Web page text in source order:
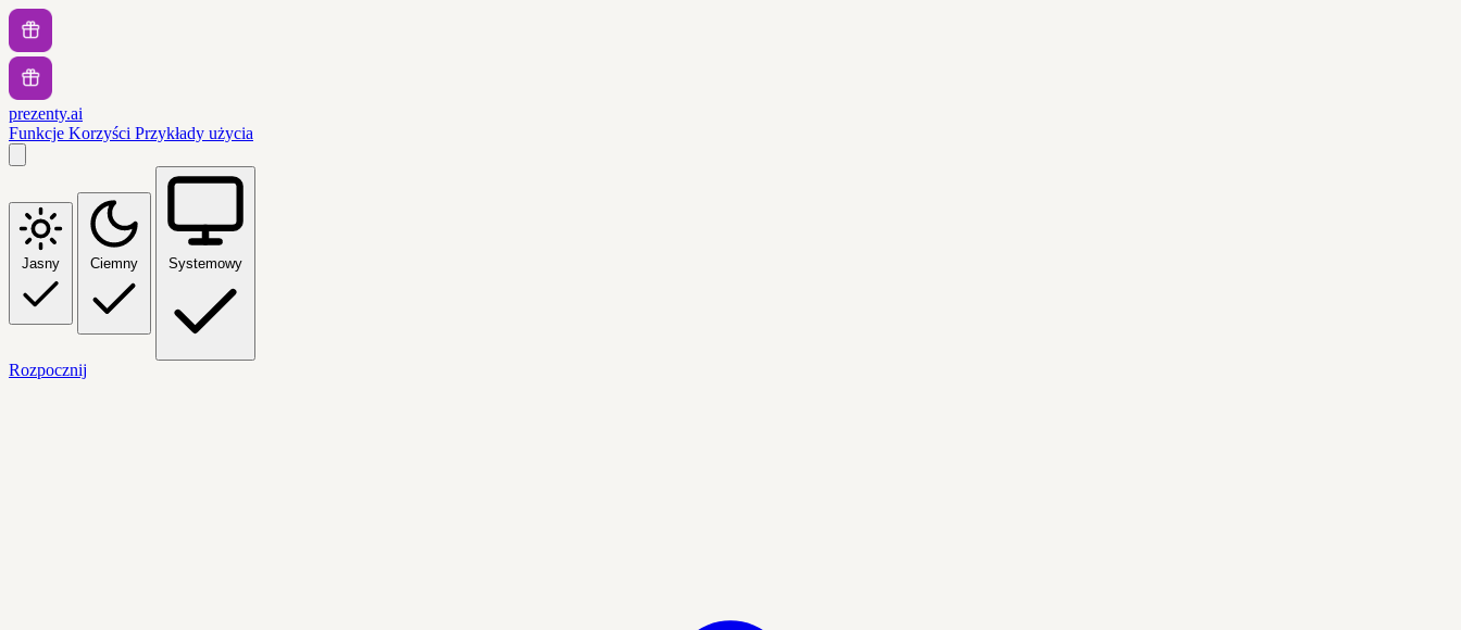
prezenty.ai
Funkcje Korzyści Przykłady użycia
Jasny Ciemny Systemowy
Rozpocznij